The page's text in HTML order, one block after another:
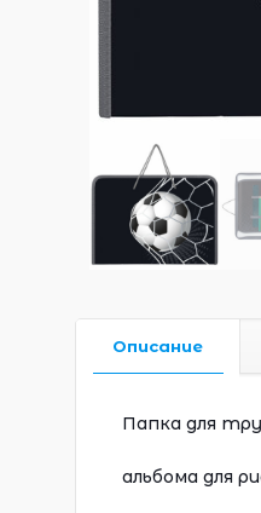
Описание
Папка для
альбома для